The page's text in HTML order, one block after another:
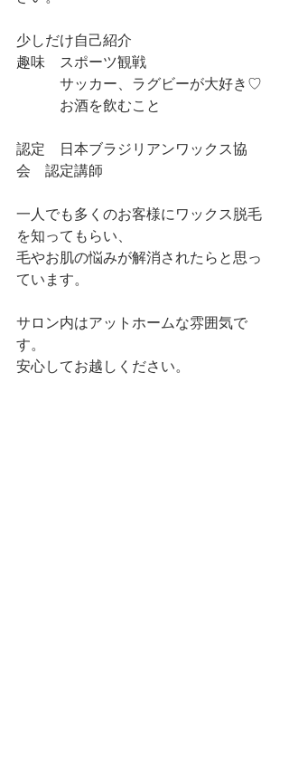
少しだけ自己紹介
趣味　スポーツ観戦
サッカー、ラグビーが大好き♡
お酒を飲むこと
認定　日本ブラジリアンワックス協
会　認定講師
一人でも多くのお客様にワックス脱毛
を知ってもらい、
毛やお肌の悩みが解消されたらと思っ
ています。
サロン内はアットホームな雰囲気で
す。
安心してお越しください。